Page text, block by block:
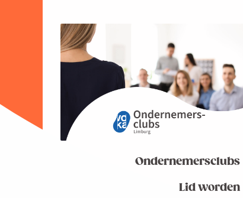
Ondernemersclubs
Lid worden